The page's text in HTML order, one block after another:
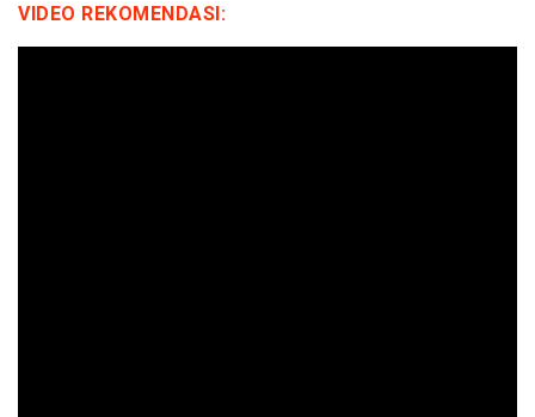
VIDEO REKOMENDASI: